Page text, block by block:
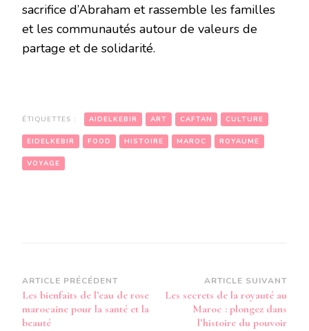
sacrifice d’Abraham et rassemble les familles
et les communautés autour de valeurs de
partage et de solidarité.
ÉTIQUETTES : AIDELKEBIR ART CAFTAN CULTURE
EIDELKEBIR FOOD HISTOIRE MAROC ROYAUME
VOYAGE
Navigation
d’article
ARTICLE PRÉCÉDENT
Les bienfaits de l’eau de rose
marocaine pour la santé et la
beauté
ARTICLE SUIVANT
Les secrets de la royauté au
Maroc : plongez dans
l’histoire du pouvoir